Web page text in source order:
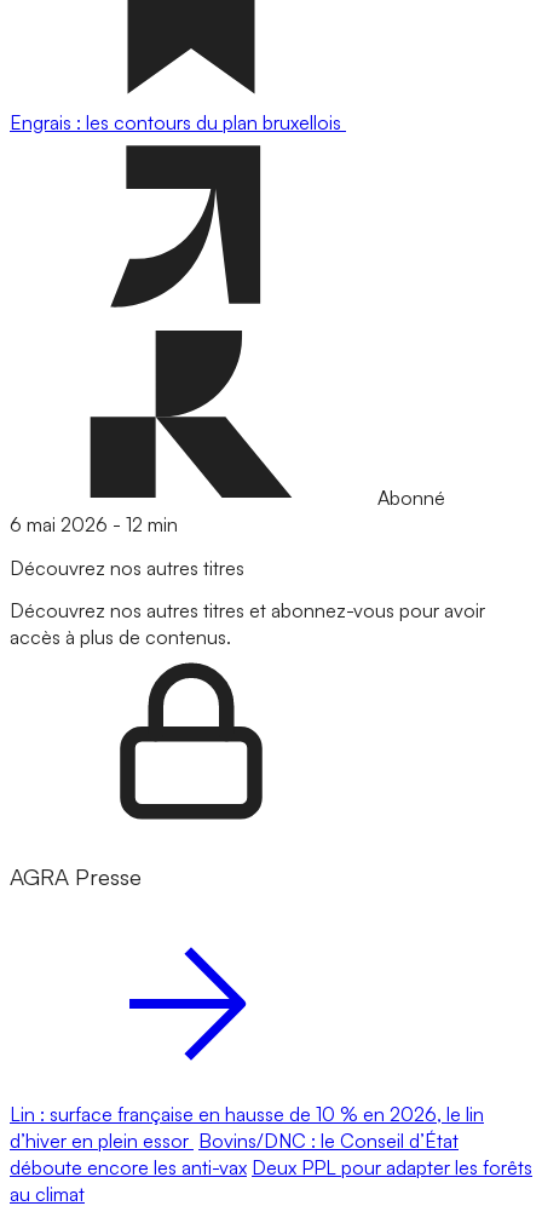
Engrais : les contours du plan bruxellois
Abonné
6 mai 2026 - 12 min
Découvrez nos autres titres
Découvrez nos autres titres et abonnez-vous pour avoir
accès à plus de contenus.
AGRA Presse
Lin : surface française en hausse de 10 % en 2026, le lin
d’hiver en plein essor Bovins/DNC : le Conseil d’État
déboute encore les anti-vax Deux PPL pour adapter les forêts
au climat